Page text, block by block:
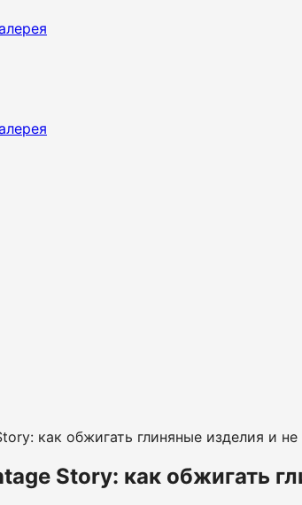
как обжигать глиняные изделия и
Story: как обжигать